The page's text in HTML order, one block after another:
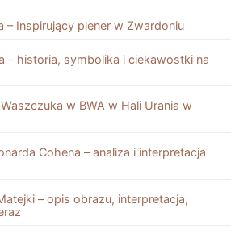
– Inspirujący plener w Zwardoniu
– historia, symbolika i ciekawostki na
w BWA w Hali Urania w
Cohena – analiza i interpretacja
– opis obrazu, interpretacja,